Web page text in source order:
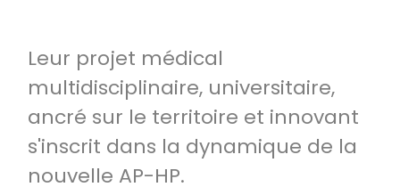
Leur projet médical
multidisciplinaire, universitaire,
ancré sur le territoire et innovant
s'inscrit dans la dynamique de la
nouvelle AP-HP.